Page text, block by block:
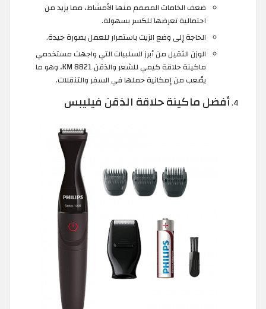
ضعف الخامات المصمم منها الأمشاط، مما يزيد من
احتمالية تعرضها للكسر بسهولة.
الحاجة إلى وضع الزيت باستمرار للعمل بصورة جيدة.
الوزن الثقيل من أبرز السلبيات التي واجهت مستخدمي
ماكينة حلاقة كيمي للشعر والذقن KM 8821، وهو ما
يصُعب من إمكانية حملها في السفر والتنقلات.
أفضل ماكينة حلاقة الذقن فيليبس